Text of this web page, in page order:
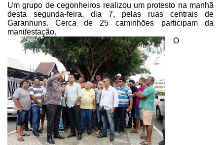
Um grupo de cegonheiros realizou um protesto na manhã
desta segunda-feira, dia 7, pelas ruas centrais de
Garanhuns. Cerca de 25 caminhões participam da
manifestação.
O